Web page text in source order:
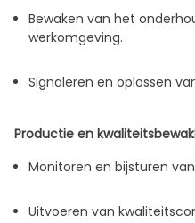
Bewaken van het
werkomgeving.
Signaleren en oplossen
Productie en
Monitoren en bijsturen
Uitvoeren van